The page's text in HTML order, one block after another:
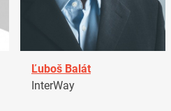
Ľuboš Balát
InterWay